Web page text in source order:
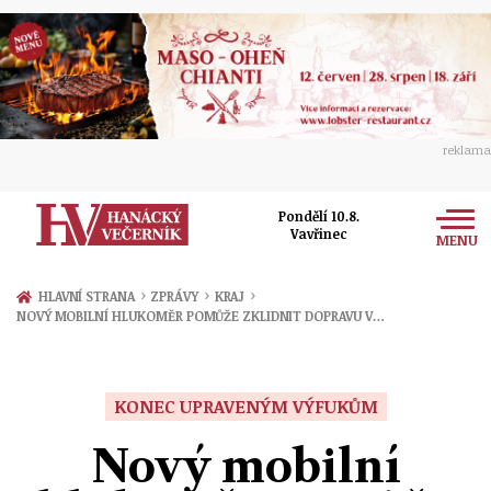
reklama
Pondělí 10.8.
Vavřinec
MENU
Zprávy
Ekonomika
HLAVNÍ STRANA › ZPRÁVY › KRAJ ›
NOVÝ MOBILNÍ HLUKOMĚR POMŮŽE ZKLIDNIT DOPRAVU V…
KONEC UPRAVENÝM VÝFUKŮM
Nový mobilní